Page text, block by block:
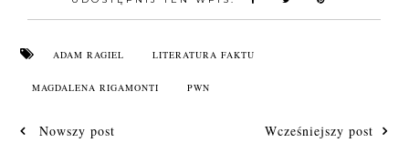
ADAM RAGIEL LITERATURA FAKTU
MAGDALENA RIGAMONTI PWN
Nowszy post Wcześniejszy post